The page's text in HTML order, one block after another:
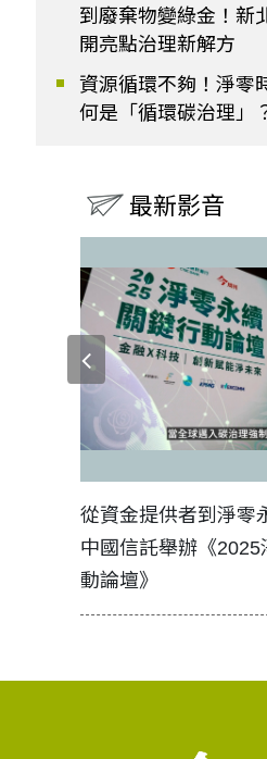
到廢棄物變綠金！新
開亮點治理新解方
資源循環不夠！淨零
何是「循環碳治理」
最新影音
從資金提供者到淨零
中國信託舉辦《
動論壇》